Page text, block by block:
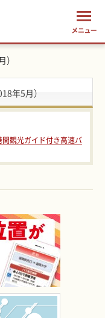
年5月）
観光ガイド付き高速バ